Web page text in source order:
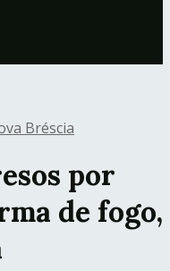
Bréscia
por
de fogo,